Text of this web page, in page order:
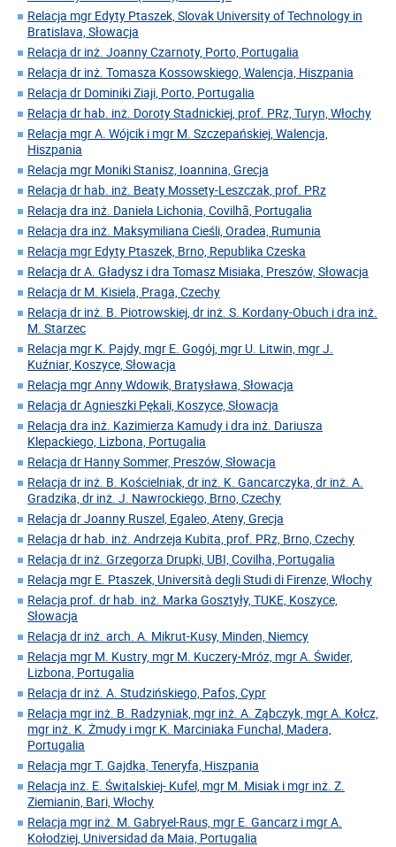
Relacja mgr Edyty Ptaszek, Slovak University of Technology in
Bratislava, Słowacja
Relacja dr inż. Joanny Czarnoty, Porto, Portugalia
Relacja dr inż. Tomasza Kossowskiego, Walencja, Hiszpania
Relacja dr Dominiki Ziaji, Porto, Portugalia
Relacja dr hab. inż. Doroty Stadnickiej, prof. PRz, Turyn, Włochy
Relacja mgr A. Wójcik i mgr M. Szczepańskiej, Walencja,
Hiszpania
Relacja mgr Moniki Stanisz, Ioannina, Grecja
Relacja dr hab. inż. Beaty Mossety-Leszczak, prof. PRz
Relacja dra inż. Daniela Lichonia, Covilhã, Portugalia
Relacja dra inż. Maksymiliana Cieśli, Oradea, Rumunia
Relacja mgr Edyty Ptaszek, Brno, Republika Czeska
Relacja dr A. Gładysz i dra Tomasz Misiaka, Preszów, Słowacja
Relacja dr M. Kisiela, Praga, Czechy
Relacja dr inż. B. Piotrowskiej, dr inż. S. Kordany-Obuch i dra inż.
M. Starzec
Relacja mgr K. Pajdy, mgr E. Gogój, mgr U. Litwin, mgr J.
Kuźniar, Koszyce, Słowacja
Relacja mgr Anny Wdowik, Bratysława, Słowacja
Relacja dr Agnieszki Pękali, Koszyce, Słowacja
Relacja dra inż. Kazimierza Kamudy i dra inż. Dariusza
Klepackiego, Lizbona, Portugalia
Relacja dr Hanny Sommer, Preszów, Słowacja
Relacja dr inż. B. Kościelniak, dr inż. K. Gancarczyka, dr inż. A.
Gradzika, dr inż. J. Nawrockiego, Brno, Czechy
Relacja dr Joanny Ruszel, Egaleo, Ateny, Grecja
Relacja dr hab. inż. Andrzeja Kubita, prof. PRz, Brno, Czechy
Relacja dr inż. Grzegorza Drupki, UBI, Covilha, Portugalia
Relacja mgr E. Ptaszek, Università degli Studi di Firenze, Włochy
Relacja prof. dr hab. inż. Marka Gosztyły, TUKE, Koszyce,
Słowacja
Relacja dr inż. arch. A. Mikrut-Kusy, Minden, Niemcy
Relacja mgr M. Kustry, mgr M. Kuczery-Mróz, mgr A. Świder,
Lizbona, Portugalia
Relacja dr inż. A. Studzińskiego, Pafos, Cypr
Relacja mgr inż. B. Radzyniak, mgr inż. A. Ząbczyk, mgr A. Kołcz,
mgr inż. K. Żmudy i mgr K. Marciniaka Funchal, Madera,
Portugalia
Relacja mgr T. Gajdka, Teneryfa, Hiszpania
Relacja inż. E. Świtalskiej- Kufel, mgr M. Misiak i mgr inż. Z.
Ziemianin, Bari, Włochy
Relacja mgr inż. M. Gabryel-Raus, mgr E. Gancarz i mgr A.
Kołodziej, Universidad da Maia, Portugalia